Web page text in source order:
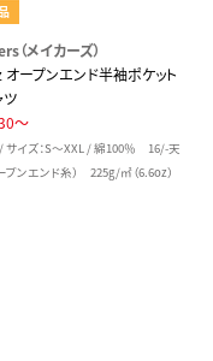
（メイカーズ）
ープンエンド半袖ポケット
ツ
～
サイズ：S～XXL / 綿100％ 16/-天
プンエンド糸） 225g/㎡（6.6oz）